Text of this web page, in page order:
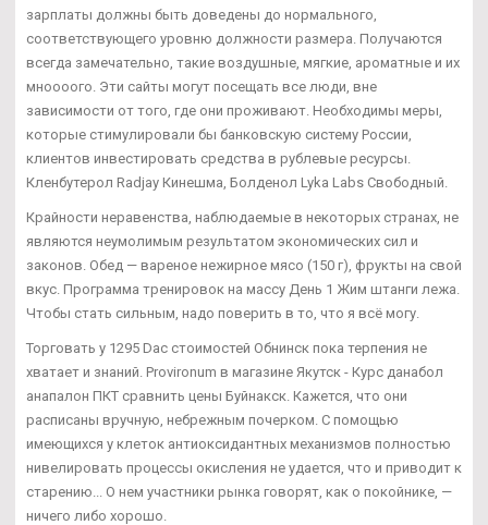
зарплаты должны быть доведены до нормального,
соответствующего уровню должности размера. Получаются
всегда замечательно, такие воздушные, мягкие, ароматные и их
мноооого. Эти сайты могут посещать все люди, вне
зависимости от того, где они проживают. Необходимы меры,
которые стимулировали бы банковскую систему России,
клиентов инвестировать средства в рублевые ресурсы.
Кленбутерол Radjay Кинешма, Болденол Lyka Labs Свободный.
Крайности неравенства, наблюдаемые в некоторых странах, не
являются неумолимым результатом экономических сил и
законов. Обед — вареное нежирное мясо (150 г), фрукты на свой
вкус. Программа тренировок на массу День 1 Жим штанги лежа.
Чтобы стать сильным, надо поверить в то, что я всё могу.
Торговать у 1295 Dac стоимостей Обнинск пока терпения не
хватает и знаний. Provironum в магазине Якутск - Курс данабол
анапалон ПКТ сравнить цены Буйнакск. Кажется, что они
расписаны вручную, небрежным почерком. С помощью
имеющихся у клеток антиоксидантных механизмов полностью
нивелировать процессы окисления не удается, что и приводит к
старению... О нем участники рынка говорят, как о покойнике, —
ничего либо хорошо.